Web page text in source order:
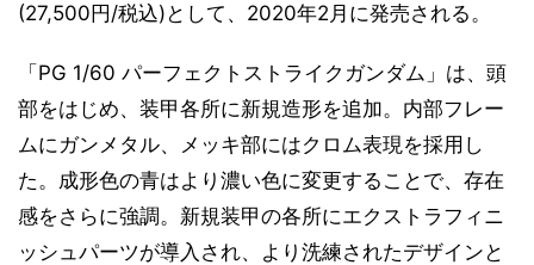
(27,500円/税込)として、2020年2月に発売される。
「PG 1/60 パーフェクトストライクガンダム」は、頭
部をはじめ、装甲各所に新規造形を追加。内部フレー
ムにガンメタル、メッキ部にはクロム表現を採用し
た。成形色の青はより濃い色に変更することで、存在
感をさらに強調。新規装甲の各所にエクストラフィニ
ッシュパーツが導入され、より洗練されたデザインと